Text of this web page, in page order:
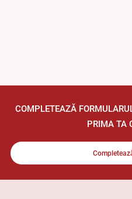
COMPLETEAZĂ
PRIMA TA